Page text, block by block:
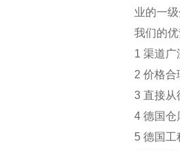
业的一
我们的
1 渠道
2 价格合
3 直接从
4 德国仓
5 德国工